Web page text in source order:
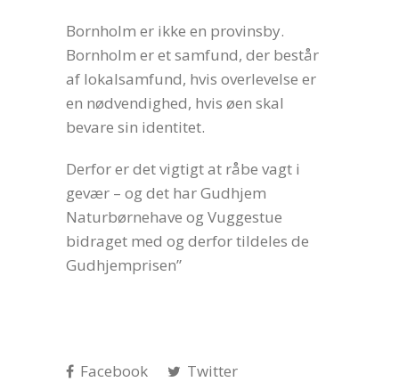
Bornholm er ikke en provinsby.
Bornholm er et samfund, der består
af lokalsamfund, hvis overlevelse er
en nødvendighed, hvis øen skal
bevare sin identitet.
Derfor er det vigtigt at råbe vagt i
gevær – og det har Gudhjem
Naturbørnehave og Vuggestue
bidraget med og derfor tildeles de
Gudhjemprisen”
Facebook
Twitter